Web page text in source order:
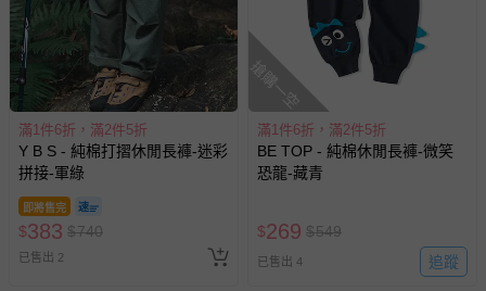
滿1件6折，滿2件5折
Y B S - 純棉打摺休閒長褲-迷彩
拼接-軍綠
即將售完
$383 $740
已售出 2
搶購一空
滿1件6折，滿2件5折
BE TOP - 純棉休閒長褲-微笑
恐龍-藏青
$269 $549
已售出 4 追蹤